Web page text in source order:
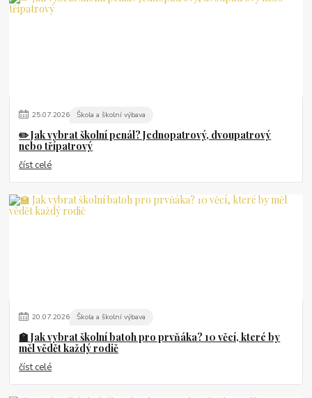
25.07.2026 Škola a školní výbava
✏️ Jak vybrat školní penál? Jednopatrový, dvoupatrový
nebo třípatrový
číst celé
20.07.2026 Škola a školní výbava
🏫 Jak vybrat školní batoh pro prvňáka? 10 věcí, které by
měl vědět každý rodič
číst celé